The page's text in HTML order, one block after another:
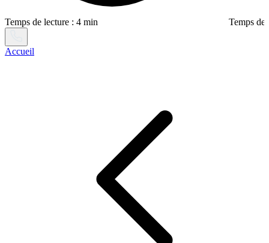
Temps de lecture : 4 min Temps de
Accueil